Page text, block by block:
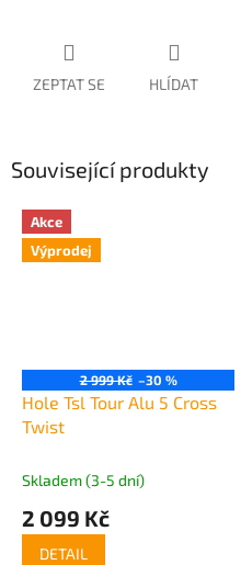
ZEPTAT SE HLÍDAT
Související produkty
Akce
Výprodej
2 999 Kč –30 %
Hole Tsl Tour Alu 5 Cross
Twist
Skladem (3-5 dní)
2 099 Kč
DETAIL